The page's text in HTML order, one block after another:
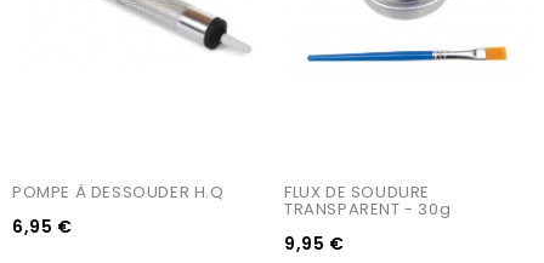
POMPE À DESSOUDER H.Q
6,95 €
FLUX DE SOUDURE
TRANSPARENT - 30g
9,95 €